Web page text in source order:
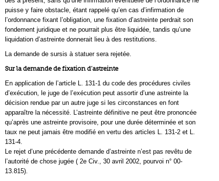
puisse y faire obstacle, étant rappelé qu’en cas d’infirmation de
l’ordonnance fixant l’obligation, une fixation d’astreinte perdrait son
fondement juridique et ne pourrait plus être liquidée, tandis qu’une
liquidation d’astreinte donnerait lieu à des restitutions.
La demande de sursis à statuer sera rejetée.
Sur la demande de fixation d’astreinte
En application de l’article L. 131-1 du code des procédures civiles
d’exécution, le juge de l’exécution peut assortir d’une astreinte la
décision rendue par un autre juge si les circonstances en font
apparaître la nécessité. L’astreinte définitive ne peut être prononcée
qu’après une astreinte provisoire, pour une durée déterminée et son
taux ne peut jamais être modifié en vertu des articles L. 131-2 et L.
131-4.
Le rejet d’une précédente demande d’astreinte n’est pas revêtu de
l’autorité de chose jugée ( 2e Civ., 30 avril 2002, pourvoi n° 00-
13.815).